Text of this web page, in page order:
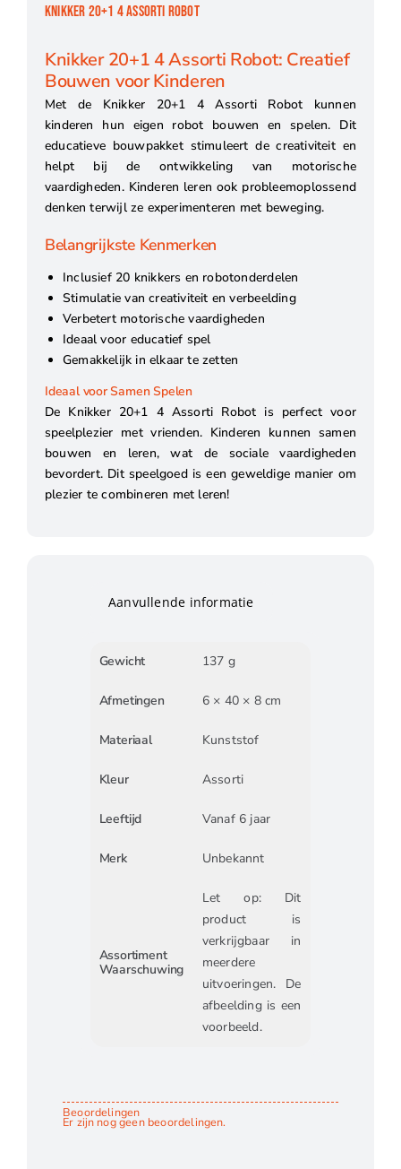
KNIKKER 20+1 4 ASSORTI ROBOT
Knikker 20+1 4 Assorti Robot: Creatief
Bouwen voor Kinderen
Met de Knikker 20+1 4 Assorti Robot kunnen
kinderen hun eigen robot bouwen en spelen. Dit
educatieve bouwpakket stimuleert de creativiteit en
helpt bij de ontwikkeling van motorische
vaardigheden. Kinderen leren ook probleemoplossend
denken terwijl ze experimenteren met beweging.
Belangrijkste Kenmerken
Inclusief 20 knikkers en robotonderdelen
Stimulatie van creativiteit en verbeelding
Verbetert motorische vaardigheden
Ideaal voor educatief spel
Gemakkelijk in elkaar te zetten
Ideaal voor Samen Spelen
De Knikker 20+1 4 Assorti Robot is perfect voor
speelplezier met vrienden. Kinderen kunnen samen
bouwen en leren, wat de sociale vaardigheden
bevordert. Dit speelgoed is een geweldige manier om
plezier te combineren met leren!
Aanvullende informatie
Gewicht 137 g
Afmetingen 6 × 40 × 8 cm
Materiaal Kunststof
Kleur Assorti
Leeftijd Vanaf 6 jaar
Merk Unbekannt
Assortiment
Waarschuwing
Let op: Dit
product is
verkrijgbaar in
meerdere
uitvoeringen. De
afbeelding is een
voorbeeld.
Beoordelingen
Er zijn nog geen beoordelingen.